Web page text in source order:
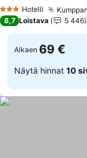
3 Tähtiluokitus
Hotelli
8,7 Loistava 5 446
Alkaen 69 €
Näytä hinnat 10